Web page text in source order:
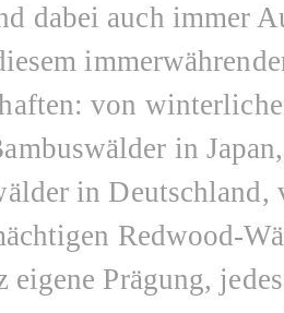
dabei auch immer
von
in
in
Redwood-
eigene Prägung,